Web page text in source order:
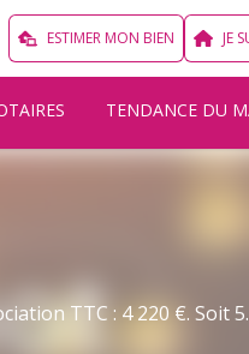
ESTIMER MON BIEN JE
TENDANCE DU
TTC : 4 220 €. Soit